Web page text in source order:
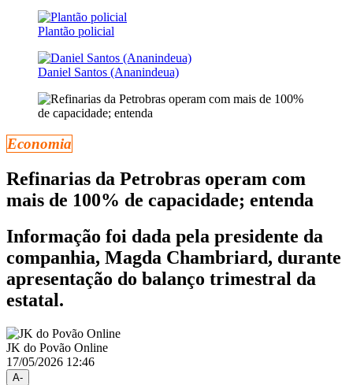
Plantão policial
Daniel Santos (Ananindeua)
Economia
Refinarias da Petrobras operam com
mais de 100% de capacidade; entenda
Informação foi dada pela presidente da
companhia, Magda Chambriard, durante
apresentação do balanço trimestral da
estatal.
JK do Povão Online
17/05/2026 12:46
A-